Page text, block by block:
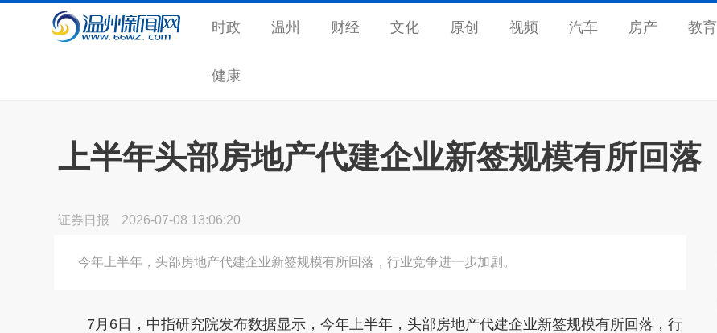
时政 温州 财经 文化 原创 视频 汽车 房产 教育
健康
上半年头部房地产代建企业新签规模有所回落
证券日报 2026-07-08 13:06:20
今年上半年，头部房地产代建企业新签规模有所回落，行业竞争进一步加剧。
7月6日，中指研究院发布数据显示，今年上半年，头部房地产代建企业新签规模有所回落，行